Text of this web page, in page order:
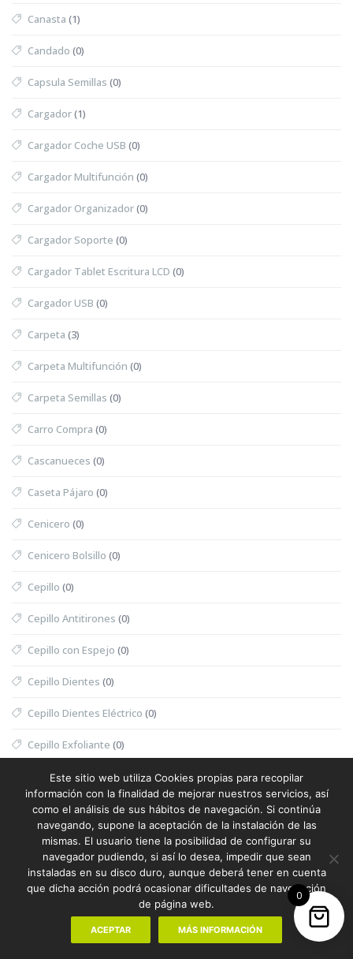
Canasta (1)
Candado (0)
Capsula Semillas (0)
Cargador(1)
Cargador Coche USB (0)
Cargador Multifunción (0)
Cargador Organizador(0)
Cargador Soporte (0)
Cargador Tablet Escritura LCD (0)
Cargador USB (0)
Carpeta (3)
Carpeta Multifunción (0)
Carpeta Semillas (0)
Carro Compra (0)
Cascanueces (0)
Caseta Pájaro (0)
Cenicero (0)
Cenicero Bolsillo (0)
Cepillo (0)
Cepillo Antitirones (0)
Cepillo con Espejo (0)
Cepillo Dientes (0)
Cepillo Dientes Eléctrico (0)
Cepillo Exfoliante (0)
Cepillo Exfoliante Masajeador(0)
Cepillo Limpiador (0)
Cepillo Mascotas (0)
Cesta(0)
Cesta Nevera Picnic(0)
0
Este sitio web utiliza Cookies propias para recopilar
información con la finalidad de mejorar nuestros servicios, así
como el análisis de sus hábitos de navegación. Si continúa
navegando, supone la aceptación de la instalación de las
mismas. El usuario tiene la posibilidad de configurar su
navegador pudiendo, si así lo desea, impedir que sean
instaladas en su disco duro, aunque deberá tener en cuenta
que dicha acción podrá ocasionar dificultades de navegación
de página web.
ACEPTAR MÁS INFORMACIÓN